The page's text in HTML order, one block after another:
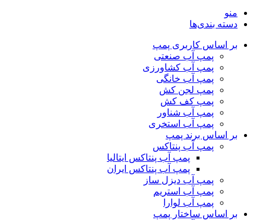
منو
دسته بندی‌ها
بر اساس کاربری پمپ
پمپ آب صنعتی
پمپ آب کشاورزی
پمپ آب خانگی
پمپ لجن کش
پمپ کف کش
پمپ آب شناور
پمپ آب استخری
بر اساس برند پمپ
پمپ آب پنتاکس
پمپ آب پنتاکس ایتالیا
پمپ آب پنتاکس ایران
پمپ آب دیزل ساز
پمپ آب استریم
پمپ آب لوارا
بر اساس ساختار پمپ